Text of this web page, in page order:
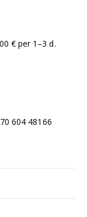
€ per 1–3 d.
604 48166